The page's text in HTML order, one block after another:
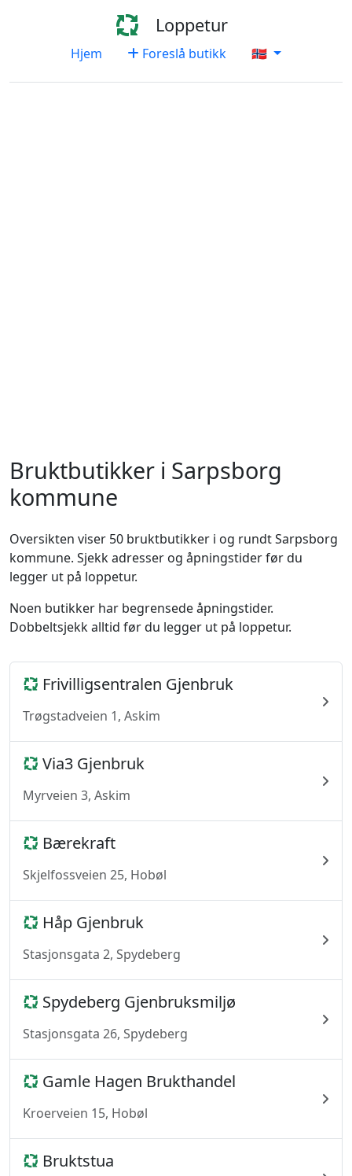
Loppetur
Hjem Foreslå butikk 🇳🇴
Bruktbutikker i Sarpsborg
kommune
Oversikten viser 50 bruktbutikker i og rundt Sarpsborg
kommune. Sjekk adresser og åpningstider før du
legger ut på loppetur.
Noen butikker har begrensede åpningstider.
Dobbeltsjekk alltid før du legger ut på loppetur.
Frivilligsentralen Gjenbruk
Trøgstadveien 1, Askim
Via3 Gjenbruk
Myrveien 3, Askim
Bærekraft
Skjelfossveien 25, Hobøl
Håp Gjenbruk
Stasjonsgata 2, Spydeberg
Spydeberg Gjenbruksmiljø
Stasjonsgata 26, Spydeberg
Gamle Hagen Brukthandel
Kroerveien 15, Hobøl
Bruktstua